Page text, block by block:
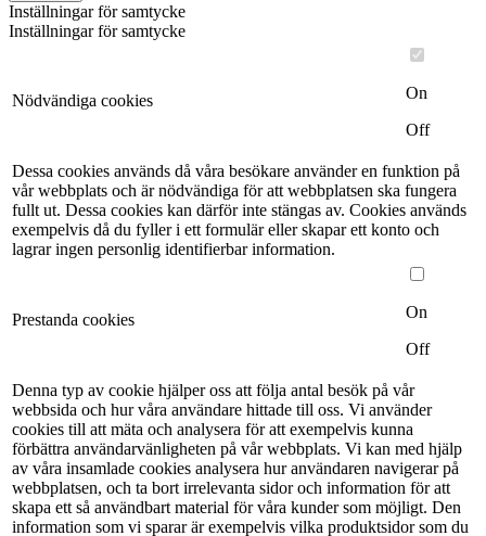
Inställningar för samtycke
Inställningar för samtycke
Nödvändiga cookies
On
Off
Dessa cookies används då våra besökare använder en funktion på
vår webbplats och är nödvändiga för att webbplatsen ska fungera
fullt ut. Dessa cookies kan därför inte stängas av. Cookies används
exempelvis då du fyller i ett formulär eller skapar ett konto och
lagrar ingen personlig identifierbar information.
Prestanda cookies
On
Off
Denna typ av cookie hjälper oss att följa antal besök på vår
webbsida och hur våra användare hittade till oss. Vi använder
cookies till att mäta och analysera för att exempelvis kunna
förbättra användarvänligheten på vår webbplats. Vi kan med hjälp
av våra insamlade cookies analysera hur användaren navigerar på
webbplatsen, och ta bort irrelevanta sidor och information för att
skapa ett så användbart material för våra kunder som möjligt. Den
information som vi sparar är exempelvis vilka produktsidor som du